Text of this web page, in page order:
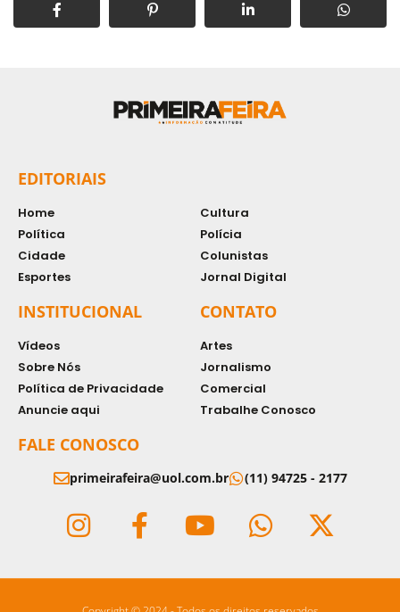
EDITORIAIS
Home
Política
Cidade
Esportes
Cultura
Polícia
Colunistas
Jornal Digital
INSTITUCIONAL
Vídeos
Sobre Nós
Política de Privacidade
Anuncie aqui
CONTATO
Artes
Jornalismo
Comercial
Trabalhe Conosco
FALE CONOSCO
primeirafeira@uol.com.br (11) 94725 - 2177